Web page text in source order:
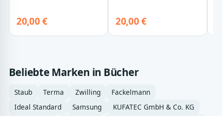
20,00 € 20,00 €
Beliebte Marken in Bücher
Staub Terma Zwilling
Fackelmann
Ideal Standard
Samsung
KUFATEC GmbH & Co. KG